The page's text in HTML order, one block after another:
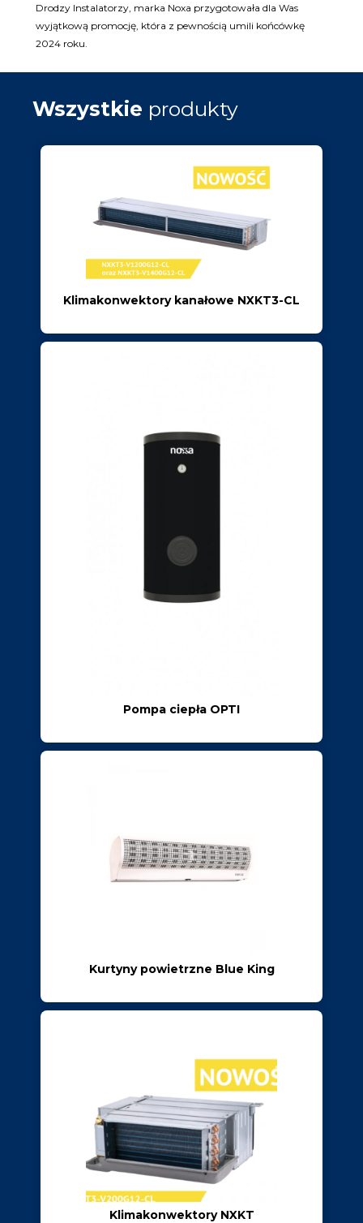
Drodzy Instalatorzy, marka Noxa przygotowała dla Was
wyjątkową promocję, która z pewnością umili końcówkę
2024 roku.
Wszystkie produkty
Klimakonwektory kanałowe NXKT3-CL
Pompa ciepła OPTI
Kurtyny powietrzne Blue King
Klimakonwektory NXKT